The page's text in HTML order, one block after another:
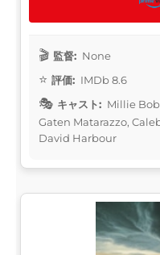
監督: None
評価: IMDb 8.6
キャスト: Millie
Gaten Matarazzo,
David Harbour